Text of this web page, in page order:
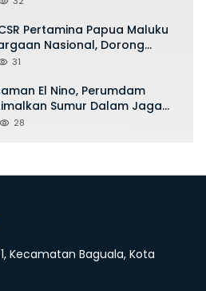
Pertamina Papua Maluku
Nasional, Dorong
Ekonomi hingga
31
El Nino, Perumdam
Sumur Dalam Jaga
28
Kecamatan Baguala, Kota